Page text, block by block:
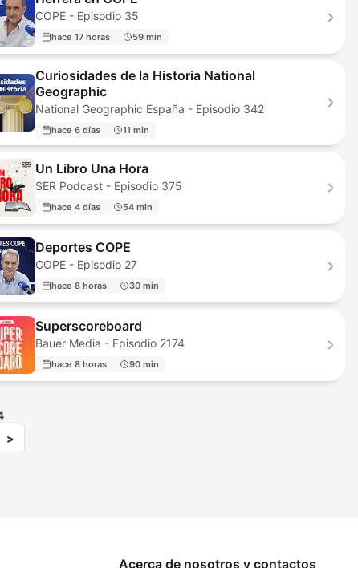
COPE - Episodio 35
hace 17 horas 59 min
Curiosidades de la Historia National
Geographic
National Geographic España - Episodio 342
hace 6 días 11 min
Un Libro Una Hora
SER Podcast - Episodio 375
hace 4 días 54 min
Deportes COPE
COPE - Episodio 27
hace 8 horas 30 min
Superscoreboard
Bauer Media - Episodio 2174
hace 8 horas 90 min
>
Acerca de nosotros y contactos